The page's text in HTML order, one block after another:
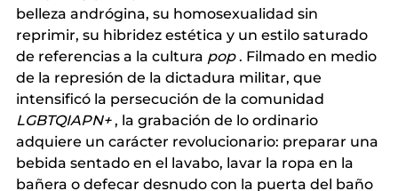
belleza andrógina, su homosexualidad sin
reprimir, su hibridez estética y un estilo saturado
de referencias a la cultura pop . Filmado en medio
de la represión de la dictadura militar, que
intensificó la persecución de la comunidad
LGBTQIAPN+ , la grabación de lo ordinario
adquiere un carácter revolucionario: preparar una
bebida sentado en el lavabo, lavar la ropa en la
bañera o defecar desnudo con la puerta del baño